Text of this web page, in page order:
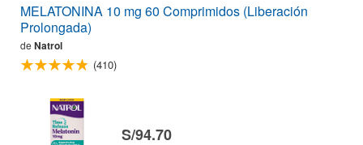
MELATONINA 10 mg 60 Comprimidos (Liberación
Prolongada)
de Natrol
(410)
S/94.70